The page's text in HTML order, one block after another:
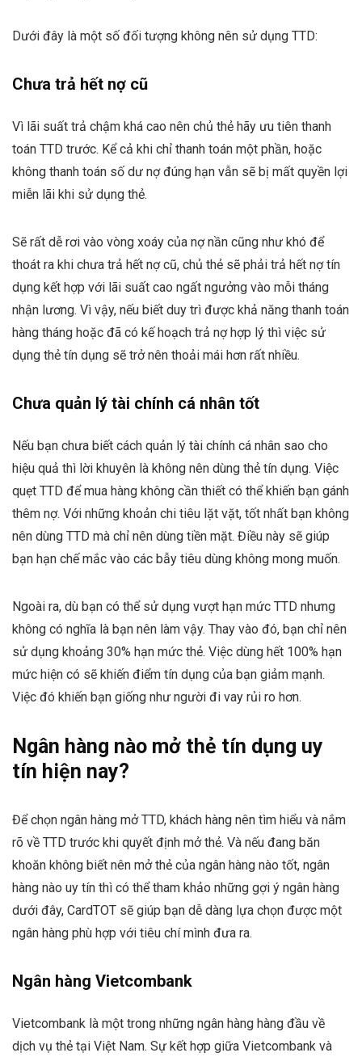
Dưới đây là một số đối tượng không nên sử dụng TTD:
Chưa trả hết nợ cũ
Vì lãi suất trả chậm khá cao nên chủ thẻ hãy ưu tiên thanh
toán TTD trước. Kể cả khi chỉ thanh toán một phần, hoặc
không thanh toán số dư nợ đúng hạn vẫn sẽ bị mất quyền lợi
miễn lãi khi sử dụng thẻ.
Sẽ rất dễ rơi vào vòng xoáy của nợ nần cũng như khó để
thoát ra khi chưa trả hết nợ cũ, chủ thẻ sẽ phải trả hết nợ tín
dụng kết hợp với lãi suất cao ngất ngưởng vào mỗi tháng
nhận lương. Vì vậy, nếu biết duy trì được khả năng thanh toán
hàng tháng hoặc đã có kế hoạch trả nợ hợp lý thì việc sử
dụng thẻ tín dụng sẽ trở nên thoải mái hơn rất nhiều.
Chưa quản lý tài chính cá nhân tốt
Nếu bạn chưa biết cách quản lý tài chính cá nhân sao cho
hiệu quả thì lời khuyên là không nên dùng thẻ tín dụng. Việc
quẹt TTD để mua hàng không cần thiết có thể khiến bạn gánh
thêm nợ. Với những khoản chi tiêu lặt vặt, tốt nhất bạn không
nên dùng TTD mà chỉ nên dùng tiền mặt. Điều này sẽ giúp
bạn hạn chế mắc vào các bẫy tiêu dùng không mong muốn.
Ngoài ra, dù bạn có thể sử dụng vượt hạn mức TTD nhưng
không có nghĩa là bạn nên làm vậy. Thay vào đó, bạn chỉ nên
sử dụng khoảng 30% hạn mức thẻ. Việc dùng hết 100% hạn
mức hiện có sẽ khiến điểm tín dụng của bạn giảm mạnh.
Việc đó khiến bạn giống như người đi vay rủi ro hơn.
Ngân hàng nào mở thẻ tín dụng uy
tín hiện nay?
Để chọn ngân hàng mở TTD, khách hàng nên tìm hiểu và nắm
rõ về TTD trước khi quyết định mở thẻ. Và nếu đang băn
khoăn không biết nên mở thẻ của ngân hàng nào tốt, ngân
hàng nào uy tín thì có thể tham khảo những gợi ý ngân hàng
dưới đây, CardTOT sẽ giúp bạn dễ dàng lựa chọn được một
ngân hàng phù hợp với tiêu chí mình đưa ra.
Ngân hàng Vietcombank
Vietcombank là một trong những ngân hàng hàng đầu về
dịch vụ thẻ tại Việt Nam. Sự kết hợp giữa Vietcombank và